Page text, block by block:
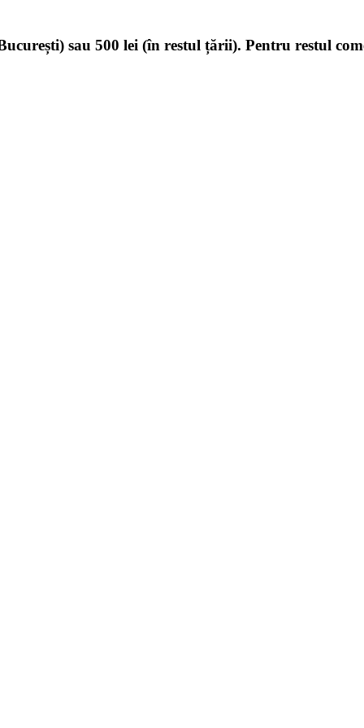
sau 500 lei (în restul țării). Pentru restul